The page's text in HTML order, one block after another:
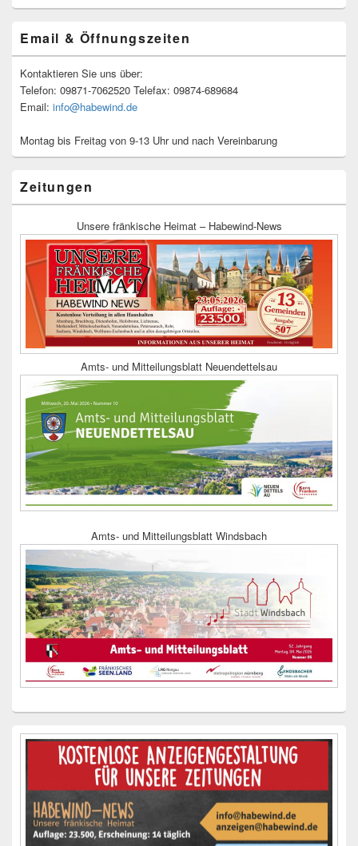
Email & Öffnungszeiten
Kontaktieren Sie uns über:
Telefon: 09871-7062520 Telefax: 09874-689684
Email: info@habewind.de
Montag bis Freitag von 9-13 Uhr und nach Vereinbarung
Zeitungen
Unsere fränkische Heimat – Habewind-News
Amts- und Mitteilungsblatt Neuendettelsau
Amts- und Mitteilungsblatt Windsbach